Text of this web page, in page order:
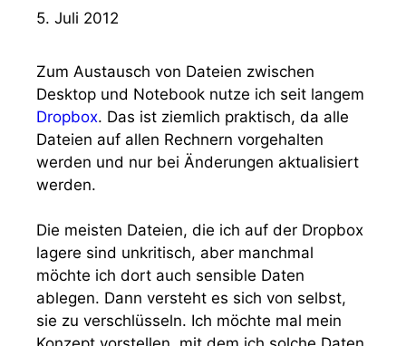
5. Juli 2012
Zum Austausch von Dateien zwischen
Desktop und Notebook nutze ich seit langem
Dropbox. Das ist ziemlich praktisch, da alle
Dateien auf allen Rechnern vorgehalten
werden und nur bei Änderungen aktualisiert
werden.
Die meisten Dateien, die ich auf der Dropbox
lagere sind unkritisch, aber manchmal
möchte ich dort auch sensible Daten
ablegen. Dann versteht es sich von selbst,
sie zu verschlüsseln. Ich möchte mal mein